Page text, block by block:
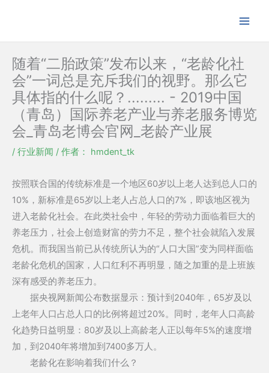
内
随着“二胎政策”发布以来，“老龄化社
会”一词总是充斥我们的视野。那么它
具体指的什么呢？......... - 2019中国
（青岛）国际养老产业与养老服务博览
会_青岛老博会官网_老龄产业展
/ 行业新闻 / 作者： hmdent_tk
按照联合国的传统标准是一个地区60岁以上老人达到总人口的
10%，新标准是65岁以上老人占总人口的7%，即该地区视为
进入老龄化社会。在此类社会中，年轻的劳动力面临着巨大的
养老压力，社会上创造财富的劳力不足，整个社会就陷入发展
危机。而我国当前已从传统所认为的“人口大国”变为同样面临
老龄化危机的国家，人口红利不再明显，随之加重的是上班族
深有感受的养老压力。
据央视网新闻公布数据显示：预计到2040年，65岁及以
上老年人口占总人口的比例将超过20%。同时，老年人口高龄
化趋势日益明显：80岁及以上高龄老人正以每年5%的速度增
加，到2040年将增加到7400多万人。
老龄化在影响着我们什么？